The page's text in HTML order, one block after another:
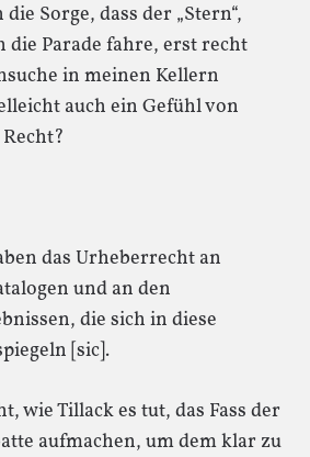
Sorge, dass der „Stern“,
die Parade fahre, erst recht
in meinen Kellern
auch ein Gefühl von
das Urheberrecht an
und an den
die sich in diese
[sic].
wie Tillack es tut, das Fass der
aufmachen, um dem klar zu